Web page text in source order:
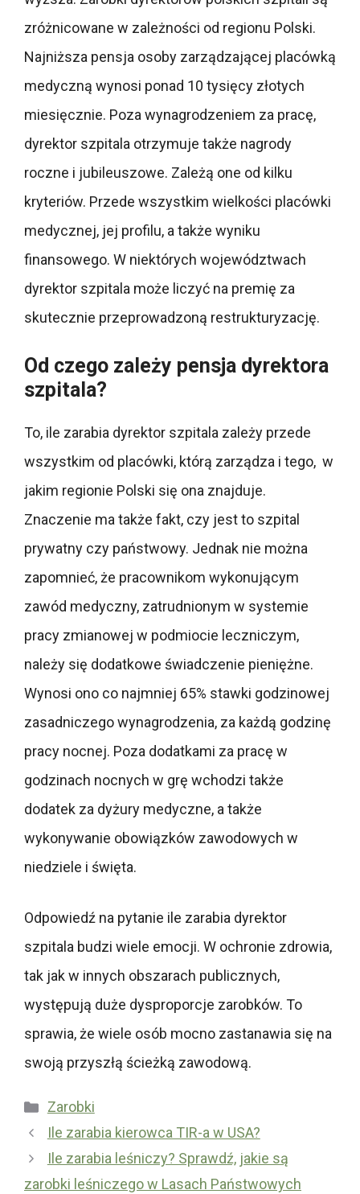
zróżnicowane w zależności od regionu Polski.
Najniższa pensja osoby zarządzającej placówką
medyczną wynosi ponad 10 tysięcy złotych
miesięcznie. Poza wynagrodzeniem za pracę,
dyrektor szpitala otrzymuje także nagrody
roczne i jubileuszowe. Zależą one od kilku
kryteriów. Przede wszystkim wielkości placówki
medycznej, jej profilu, a także wyniku
finansowego. W niektórych województwach
dyrektor szpitala może liczyć na premię za
skutecznie przeprowadzoną restrukturyzację.
Od czego zależy pensja dyrektora
szpitala?
To, ile zarabia dyrektor szpitala zależy przede
wszystkim od placówki, którą zarządza i tego, w
jakim regionie Polski się ona znajduje.
Znaczenie ma także fakt, czy jest to szpital
prywatny czy państwowy. Jednak nie można
zapomnieć, że pracownikom wykonującym
zawód medyczny, zatrudnionym w systemie
pracy zmianowej w podmiocie leczniczym,
należy się dodatkowe świadczenie pieniężne.
Wynosi ono co najmniej 65% stawki godzinowej
zasadniczego wynagrodzenia, za każdą godzinę
pracy nocnej. Poza dodatkami za pracę w
godzinach nocnych w grę wchodzi także
dodatek za dyżury medyczne, a także
wykonywanie obowiązków zawodowych w
niedziele i święta.
Odpowiedź na pytanie ile zarabia dyrektor
szpitala budzi wiele emocji. W ochronie zdrowia,
tak jak w innych obszarach publicznych,
występują duże dysproporcje zarobków. To
sprawia, że wiele osób mocno zastanawia się na
swoją przyszłą ścieżką zawodową.
Kategorie
Zarobki
Ile zarabia kierowca TIR-a w USA?
Ile zarabia leśniczy? Sprawdź, jakie są
zarobki leśniczego w Lasach Państwowych